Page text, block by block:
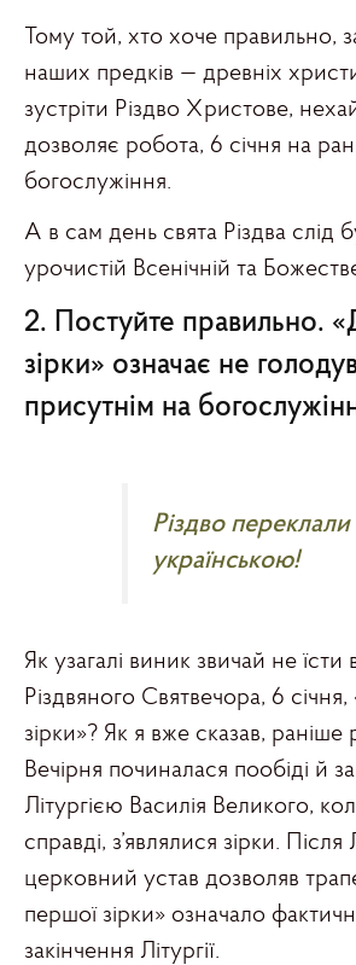
Тому той, хто хоче правильно,
наших предків — древніх
зустріти Різдво Христове,
дозволяє робота, 6 січня на
богослужіння.
А в сам день свята Різдва слід
урочистій Всенічній та
2. Постуйте правильно.
зірки» означає не
присутнім на
Різдво переклали
українською!
Як узагалі виник звичай не
Різдвяного Святвечора, 6
зірки»? Як я вже сказав, раніше
Вечірня починалася пообіді й
Літургією Василія Великого,
справді, з’являлися зірки. Після
церковний устав дозволяв
першої зірки» означало
закінчення Літургії.